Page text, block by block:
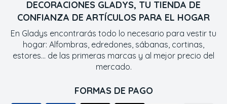
DECORACIONES GLADYS, TU TIENDA DE
CONFIANZA DE ARTÍCULOS PARA EL HOGAR
En Gladys encontrarás todo lo necesario para vestir tu
hogar: Alfombras, edredones, sábanas, cortinas,
estores... de las primeras marcas y al mejor precio del
mercado.
FORMAS DE PAGO